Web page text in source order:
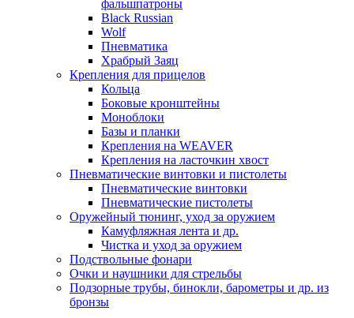
фальшпатроны
Black Russian
Wolf
Пневматика
Храбрый Заяц
Крепления для прицелов
Кольца
Боковые кронштейны
Моноблоки
Базы и планки
Крепления на WEAVER
Крепления на ласточкин хвост
Пневматические винтовки и пистолеты
Пневматические винтовки
Пневматические пистолеты
Оружейный тюнинг, уход за оружием
Камуфляжная лента и др.
Чистка и уход за оружием
Подствольные фонари
Очки и наушники для стрельбы
Подзорные трубы, бинокли, барометры и др. из
бронзы